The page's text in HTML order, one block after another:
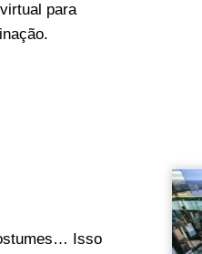
para
Isso